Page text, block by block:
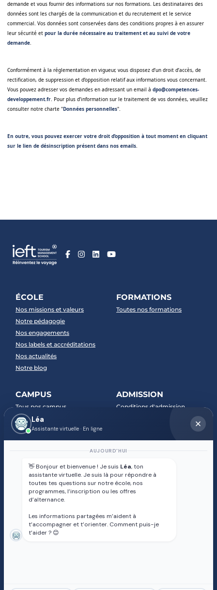
demande et vous fournir des informations sur nos formations. Les destinataires des
données sont les chargés de la communication et du recrutement et le service
commercial. Vos données sont conservées dans des conditions propres à en assurer
leur sécurité et pour la durée nécessaire au traitement et au suivi de votre
demande.
Conformément à la réglementation en vigueur, vous disposez d’un droit d’accès, de
rectification, de suppression et d’opposition relatif aux informations vous concernant.
Vous pouvez adresser vos demandes en adressant un email à dpo@competences-
developpement.fr. Pour plus d’information sur le traitement de vos données, veuillez
consulter notre charte "Données personnelles".
En outre, vous pouvez exercer votre droit d’opposition à tout moment en cliquant
sur le lien de désinscription présent dans nos emails.
ÉCOLE
Nos missions et valeurs
Notre pédagogie
Nos engagements
Nos labels et accréditations
Nos actualités
Notre blog
FORMATIONS
Toutes nos formations
CAMPUS
Tous nos campus
ADMISSION
Conditions d'admission
Tarifs et financement
Services aux apprenants
CARRIÈRES
Jobboard : trouvez votre
prochaine opportunité
Alternance : un tremplin vers
l’emploi
Partenaires
ENTREPRISES
Partenaires
Taxe d'apprentissage
FAQ alternance
PERSONNELLES
TRAVAILLER À L'IEFT FORMULAIRE DE
Léa
Assistante virtuelle · En ligne
AUJOURD'HUI
👋 Bonjour et bienvenue ! Je suis Léa, ton
assistante virtuelle. Je suis là pour répondre à
toutes tes questions sur notre école, nos
programmes, l’inscription ou les offres
d’alternance.
Les informations partagées m’aident à
t’accompagner et t’orienter. Comment puis-je
t’aider ? 😊